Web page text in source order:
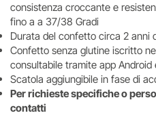
consistenza croccante e
fino a a 37/38 Gradi
Durata del confetto circa 2 anni
Confetto senza glutine iscritto
consultabile tramite app Android
Scatola aggiungibile in fase di
Per richieste specifiche o
contatti